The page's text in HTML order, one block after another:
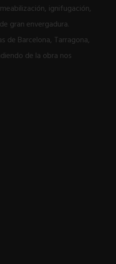
ignifugación,
gran envergadura.
de Barcelona, Tarragona,
de la obra nos